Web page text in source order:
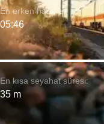
En kısa seyahat süresi:
35 m
En erken hareket:
05:46